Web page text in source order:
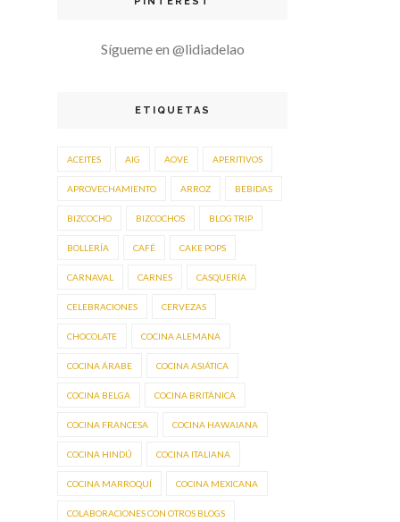
Sígueme en @lidiadelao
ETIQUETAS
ACEITES AIG AOVE APERITIVOS
APROVECHAMIENTO ARROZ BEBIDAS
BIZCOCHO BIZCOCHOS BLOG TRIP
BOLLERÍA CAFÉ CAKE POPS
CARNAVAL CARNES CASQUERÍA
CELEBRACIONES CERVEZAS
CHOCOLATE COCINA ALEMANA
COCINA ÁRABE COCINA ASIÁTICA
COCINA BELGA COCINA BRITÁNICA
COCINA FRANCESA COCINA HAWAIANA
COCINA HINDÚ COCINA ITALIANA
COCINA MARROQUÍ COCINA MEXICANA
COLABORACIONES CON OTROS BLOGS